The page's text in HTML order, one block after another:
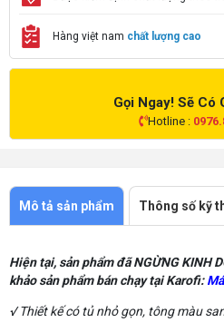
Hàng việt nam chất lượng cao
Gọi Ngay! Sẽ Có
Hotline :
Mô tả sản phẩm Thông số kỹ
Hiện tại, sản phẩm đã NGỪNG KINH
khảo sản phẩm bán chạy tại Karofi:
√ Thiết kế có tủ nhỏ gọn, tông màu